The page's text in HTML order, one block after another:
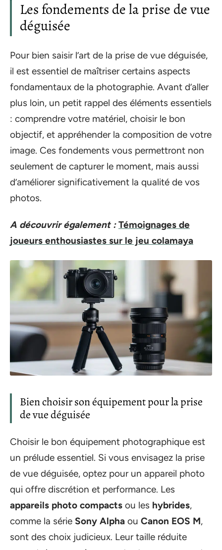
Les fondements de la prise de vue
déguisée
Pour bien saisir l’art de la prise de vue déguisée,
il est essentiel de maîtriser certains aspects
fondamentaux de la photographie. Avant d’aller
plus loin, un petit rappel des éléments essentiels
: comprendre votre matériel, choisir le bon
objectif, et appréhender la composition de votre
image. Ces fondements vous permettront non
seulement de capturer le moment, mais aussi
d’améliorer significativement la qualité de vos
photos.
A découvrir également : Témoignages de
joueurs enthousiastes sur le jeu colamaya
Bien choisir son équipement pour la prise
de vue déguisée
Choisir le bon équipement photographique est
un prélude essentiel. Si vous envisagez la prise
de vue déguisée, optez pour un appareil photo
qui offre discrétion et performance. Les
appareils photo compacts ou les hybrides,
comme la série Sony Alpha ou Canon EOS M,
sont des choix judicieux. Leur taille réduite